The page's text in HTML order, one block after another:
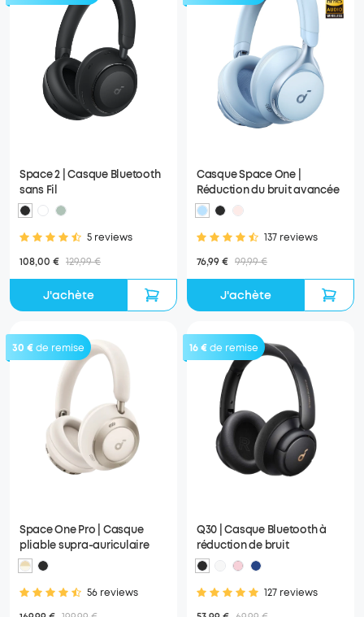
Space 2 | Casque Bluetooth
sans Fil
5 reviews
108,00 € 129,99 €
J'achète
Casque Space One |
Réduction du bruit avancée
137 reviews
76,99 € 99,99 €
J'achète
30 €de remise
Space One Pro | Casque
pliable supra-auriculaire
56 reviews
16 €de remise
Q30 | Casque Bluetooth à
réduction de bruit
127 reviews